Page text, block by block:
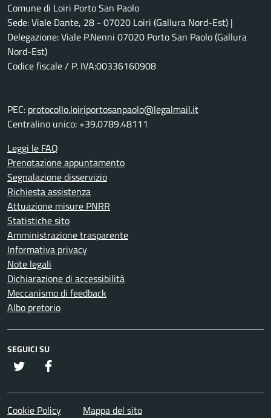
Comune di Loiri Porto San Paolo
Sede: Viale Dante, 28 - 07020 Loiri (Gallura Nord-Est) |
Delegazione: Viale P.Nenni 07020 Porto San Paolo (Gallura
Nord-Est)
Codice fiscale / P. IVA:00336160908
PEC: protocollo.loiriportosanpaolo@legalmail.it
Centralino unico: +39.0789.48111
Leggi le FAQ
Prenotazione appuntamento
Segnalazione disservizio
Richiesta assistenza
Attuazione misure PNRR
Statistiche sito
Amministrazione trasparente
Informativa privacy
Note legali
Dichiarazione di accessibilità
Meccanismo di feedback
Albo pretorio
SEGUICI SU
twitter
Cookie Policy Mappa del sito